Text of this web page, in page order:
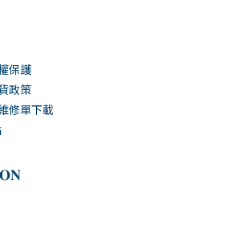
保護
政策
修單下載